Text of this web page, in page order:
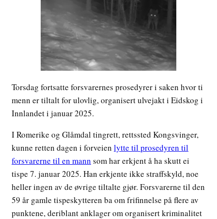
Torsdag fortsatte forsvarernes prosedyrer i saken hvor ti
menn er tiltalt for ulovlig, organisert ulvejakt i Eidskog i
Innlandet i januar 2025.
I Romerike og Glåmdal tingrett, rettssted Kongsvinger,
kunne retten dagen i forveien lytte til prosedyren til
forsvarerne til en mann som har erkjent å ha skutt ei
tispe 7. januar 2025. Han erkjente ikke straffskyld, noe
heller ingen av de øvrige tiltalte gjør. Forsvarerne til den
59 år gamle tispeskytteren ba om frifinnelse på flere av
punktene, deriblant anklager om organisert kriminalitet